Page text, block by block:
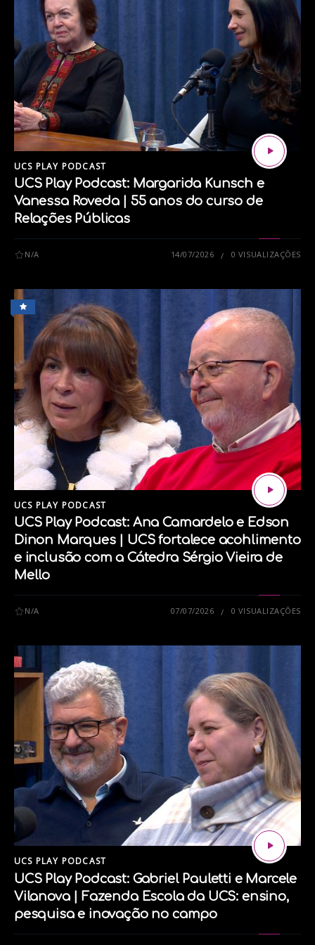
*****
O UCS Play agora está no YouTube. Assista aos
nossos conteúdos e se inscreva em nosso canal:
Siga nossas redes sociais:
Instagram
Facebook
DEFICIÊNCIA FISIOTERAPIA INCLUSAO PCD
UCS PLAY PODCAST
UCS Play Podcast: Margarida Kunsch e
Vanessa Roveda | 55 anos do curso de
Relações Públicas
N/A 14/07/2026 0 VISUALIZAÇÕES
UCS PLAY PODCAST
UCS Play Podcast: Ana Camardelo e Edson
Dinon Marques | UCS fortalece acohlimento
e inclusão com a Cátedra Sérgio Vieira de
Mello
N/A 07/07/2026 0 VISUALIZAÇÕES
UCS PLAY PODCAST
UCS Play Podcast: Gabriel Pauletti e Marcele
Vilanova | Fazenda Escola da UCS: ensino,
pesquisa e inovação no campo